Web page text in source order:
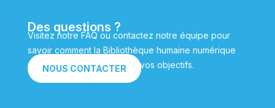
Des questions ?
Visitez notre FAQ ou contactez notre équipe pour
savoir comment la Bibliothèque humaine numérique
peut vous aider à atteindre vos objectifs.
NOUS CONTACTER